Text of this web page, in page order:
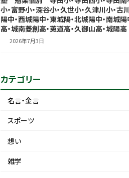
小・富野小・深谷小・久世小・久津川小・古
陽中・西城陽中・東城陽・北城陽中・南城陽
高・城南菱創高・莵道高・久御山高・城陽高
2026年7月3日
カテゴリー
名言・金言
スポーツ
想い
雑学